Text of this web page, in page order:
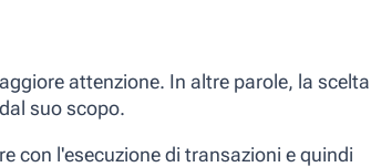
attenzione. In altre parole, la scelta
suo scopo.
con l'esecuzione di transazioni e quindi